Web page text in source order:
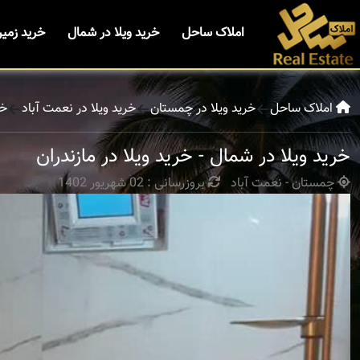
املاک ساحل خرید ویلا در شمال خرید
املاک ساحل خرید ویلا در چمستان خرید ویلا در نعمت آباد
خرید ویلا در شمال - خرید ویلا در مازندران
چمستان - نعمت آباد بروزرسانی : 02 شهریور 1402